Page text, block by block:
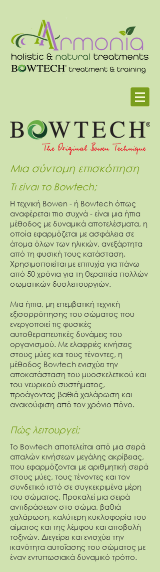
Μια σύντομη επισκόπηση
Τι είναι το Bowtech;
Η τεχνική Bowen - ή Bowtech όπως
αναφέρεται πιο συχνά - είναι μια ήπια
μέθοδος με δυναμικά αποτελέσματα, η
οποία εφαρμόζεται με ασφάλεια σε
άτομα όλων των ηλικιών, ανεξάρτητα
από τη φυσική τους κατάσταση.
Χρησιμοποιείται με επιτυχία για πάνω
από 50 χρόνια για τη θεραπεία πολλών
σωματικών δυσλειτουργιών.
Μια ήπια, μη επεμβατική τεχνική
εξισορρόπησης του σώματος που
ενεργοποιεί τις φυσικές
αυτοθεραπευτικές δυνάμεις του
οργανισμού. Με ελαφριές κινήσεις
στους μύες και τους τένοντες, η
μέθοδος Bowtech ενισχύει την
αποκατάσταση του μυοσκελετικού και
του νευρικού συστήματος,
προάγοντας βαθιά χαλάρωση και
ανακούφιση από τον χρόνιο πόνο.
Πώς λειτουργεί;
Το Bowtech αποτελείται από μια σειρά
απαλών κινήσεων μεγάλης ακρίβειας,
που εφαρμόζονται με αριθμητική σειρά
στους μύες, τους τένοντες και τον
συνδετικό ιστό σε συγκεκριμένα μέρη
του σώματος. Προκαλεί μια σειρά
αντιδράσεων στο σώμα, βαθιά
χαλάρωση, καλύτερη κυκλοφορία του
αίματος και της λέμφου και αποβολή
τοξινών. Διεγείρει και ενισχύει την
ικανότητα αυτοΐασης του σώματος με
έναν εντυπωσιακά δυναμικό τρόπο.